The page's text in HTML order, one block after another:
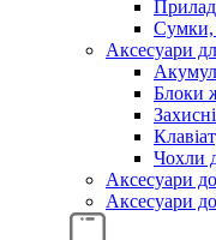
Сумки,
Аксесуари
Блоки
Чохли
Аксесуари
Аксесуари